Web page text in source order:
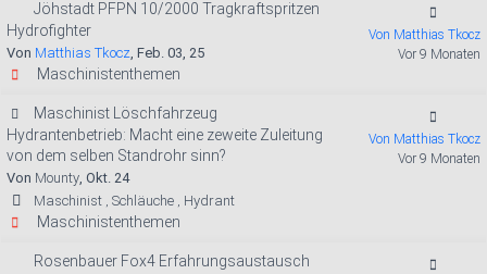
Jöhstadt PFPN 10/2000 Tragkraftspritzen
Hydrofighter
Von Matthias Tkocz , Feb. 03, 25
Maschinistenthemen
Von Matthias Tkocz
Vor 9 Monaten
Maschinist Löschfahrzeug
Hydrantenbetrieb: Macht eine zeweite Zuleitung
von dem selben Standrohr sinn?
Von Mounty , Okt. 24
Maschinist Schläuche Hydrant
Maschinistenthemen
Von Matthias Tkocz
Vor 9 Monaten
Rosenbauer Fox4 Erfahrungsaustausch